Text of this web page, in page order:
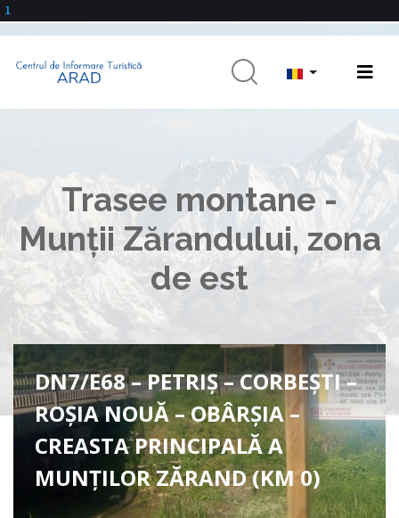
1
Trasee montane -
Munții Zărandului, zona
de est
DN7/E68 – PETRIȘ – CORBEȘTI –
ROȘIA NOUĂ – OBÂRȘIA –
CREASTA PRINCIPALĂ A
MUNȚILOR ZĂRAND (KM 0)